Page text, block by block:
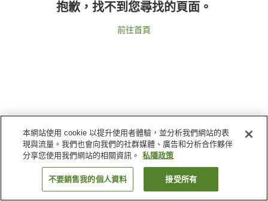
抱歉，找不到您尋找的頁面。
前往首頁
本網站使用 cookie 以提升使用者體驗，並分析我們網站的表
現與流量。我們也會向我們的社群媒體、廣告和分析合作夥伴
分享您使用我們網站的相關資訊。
私隱政策
不要銷售我的個人資料 接受所有